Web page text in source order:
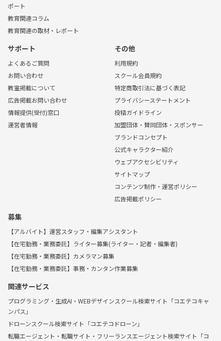
ポート
教育関連コラム
教育関連の取材・レポート
サポート
よくあるご質問
お問い合わせ
教室掲載について
広告掲載お問い合わせ
情報提供(受付)窓口
運営者情報
その他
利用規約
スクール会員規約
特定商取引法に基づく表記
プライバシーステートメント
投稿ガイドライン
加盟団体・賛同団体・スポンサー
ブランドコンセプト
公式キャラクター紹介
ウェブアクセシビリティ
サイトマップ
コンテンツ制作・運営ポリシー
広告掲載ポリシー
募集
【アルバイト】運営スタッフ・編集アシスタント
【在宅勤務・業務委託】ライター募集(ライター・記者・編集者)
【在宅勤務・業務委託】カメラマン募集
【在宅勤務・業務委託】事務・カンタン作業募集
関連サービス
プログラミング・生成AI・WEBデザインスクール検索サイト「コエテコキャ
ンパス」
ドローンスクール検索サイト「コエテコドローン」
転職エージェント・転職サイト・フリーランスエージェント検索サイト「コ